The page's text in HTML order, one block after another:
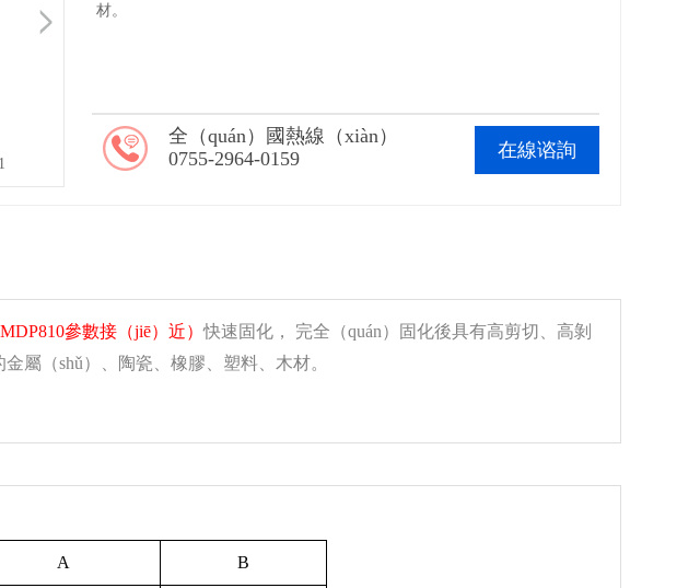
材。
在線谘詢
全（quán）國熱線（xiàn）
0755-2964-0159
參數接（jiē）近）快速固化，
完全（quán）固化後具有高剪切、高剝
屬（shǔ）、陶瓷、橡膠、塑料、木材。
A B